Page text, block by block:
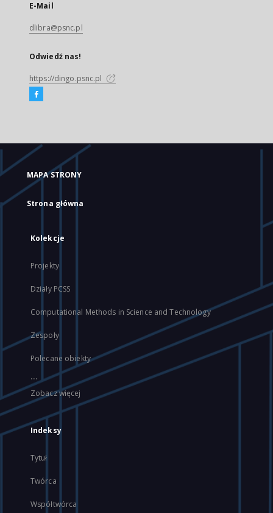
E-Mail
dlibra@psnc.pl
Odwiedź nas!
https://dingo.psnc.pl
MAPA STRONY
Strona główna
Kolekcje
Projekty
Działy PCSS
Computational Methods in Science and Technology
Zespoły
Polecane obiekty
...
Zobacz więcej
Indeksy
Tytuł
Twórca
Współtwórca